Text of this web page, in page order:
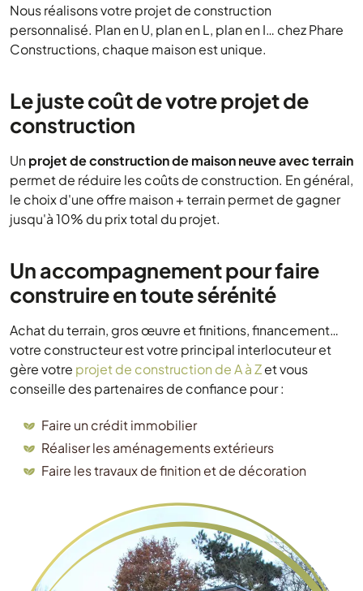
Nous réalisons votre projet de construction
personnalisé. Plan en U, plan en L, plan en I… chez Phare
Constructions, chaque maison est unique.
Le juste coût de votre projet de
construction
Unprojet de construction de maison neuve avec terrain
permet de réduire les coûts de construction. En général,
le choix d'une offre maison + terrain permet de gagner
jusqu'à 10% du prix total du projet.
Un accompagnement pour faire
construire en toute sérénité
Achat du terrain, gros œuvre et finitions, financement…
votre constructeur est votre principal interlocuteur et
gère votre projet de construction de A à Zet vous
conseille des partenaires de confiance pour :
Faire un crédit immobilier
Réaliser les aménagements extérieurs
Faire les travaux de finition et de décoration